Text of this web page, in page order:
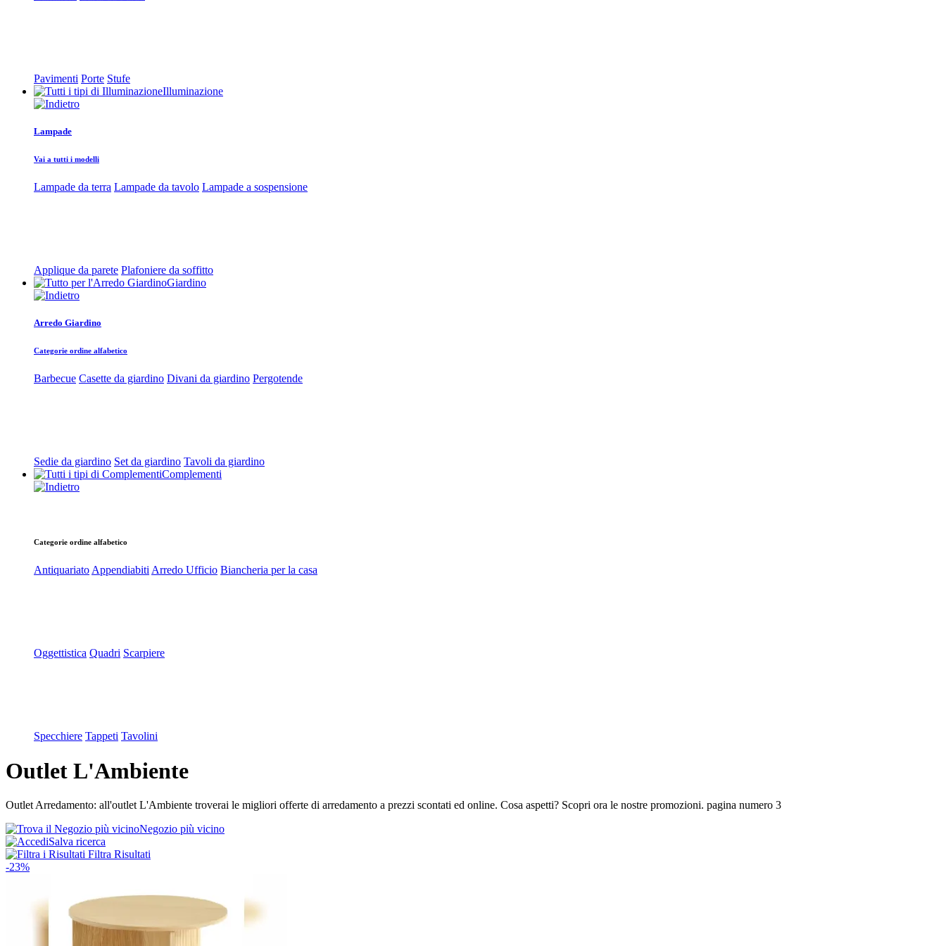
Pavimenti Porte Stufe
Illuminazione
Lampade
Vai a tutti i modelli
Lampade da terra Lampade da tavolo Lampade a sospensione
Applique da parete Plafoniere da soffitto
Giardino
Arredo Giardino
Categorie ordine alfabetico
Barbecue Casette da giardino Divani da giardino Pergotende
Sedie da giardino Set da giardino Tavoli da giardino
Complementi
Categorie ordine alfabetico
Antiquariato Appendiabiti Arredo Ufficio Biancheria per la casa
Oggettistica Quadri Scarpiere
Specchiere Tappeti Tavolini
Outlet L'Ambiente
Outlet Arredamento: all'outlet L'Ambiente troverai le migliori offerte di arredamento a prezzi scontati ed online. Cosa aspetti? Scopri ora le nostre promozioni. pagina numero 3
Negozio più vicino
Salva ricerca
Filtra Risultati
-23%